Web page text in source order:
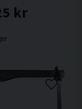
kr